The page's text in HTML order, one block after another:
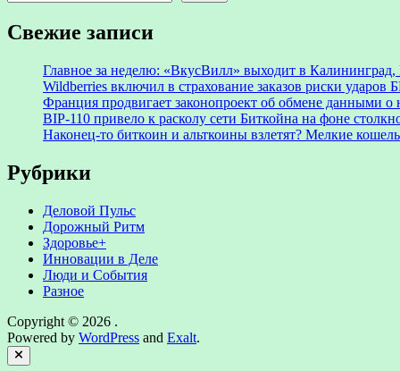
Свежие записи
Главное за неделю: «ВкусВилл» выходит в
Wildberries включил в страхование заказов риски ударов
Франция продвигает законопроект об обмене данными
BIP-110 привело к расколу сети Биткойна на фоне
Наконец-то биткоин и альткоины взлетят? Мелкие
Рубрики
Деловой Пульс
Дорожный Ритм
Здоровье+
Инновации в Деле
Люди и События
Разное
Copyright © 2026 .
Powered by WordPress and Exalt.
Close